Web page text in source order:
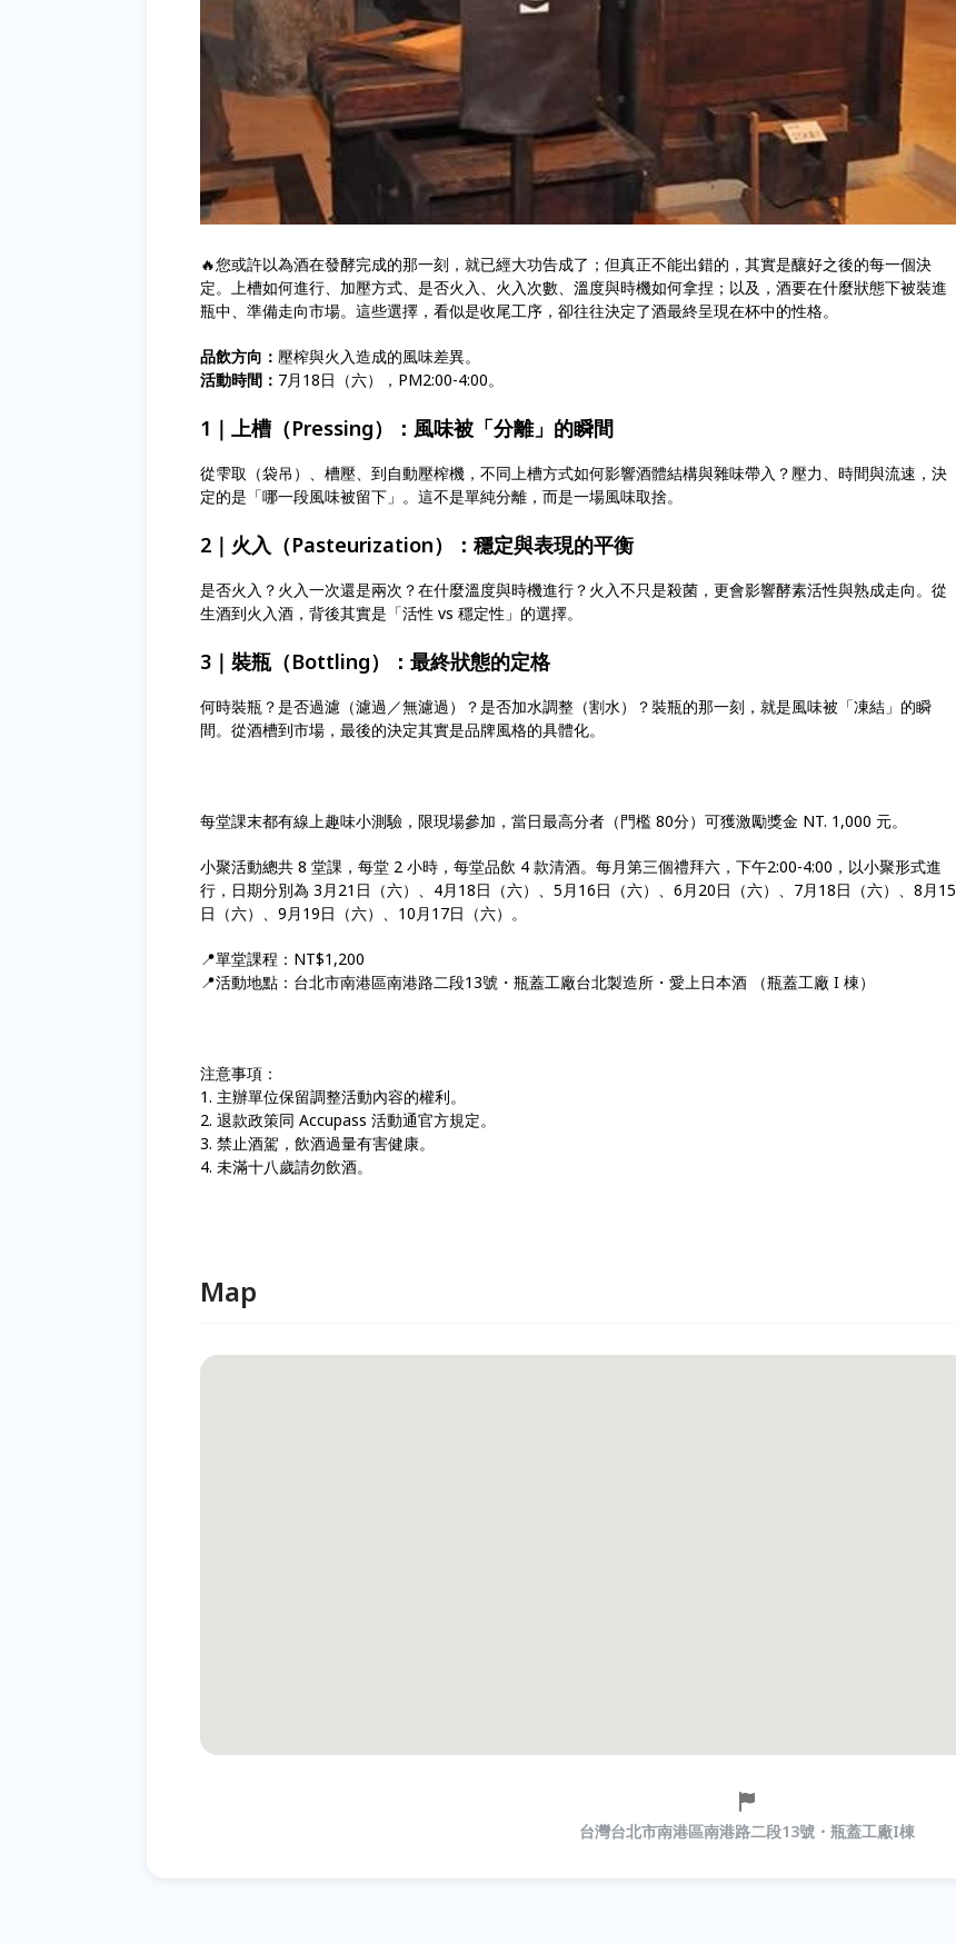
🔥您或許以為酒在發酵完成的那一刻，就已經大功告成了；但真正不能出錯的，其實是釀好之後的每一個決
定。上槽如何進行、加壓方式、是否火入、火入次數、溫度與時機如何拿捏；以及，酒要在什麼狀態下被裝進
瓶中、準備走向市場。這些選擇，看似是收尾工序，卻往往決定了酒最終呈現在杯中的性格。
品飲方向： 壓榨與火入造成的風味差異。
活動時間： 7月18日（六），PM2:00-4:00。
1｜上槽（Pressing）：風味被「分離」的瞬間
從雫取（袋吊）、槽壓、到自動壓榨機，不同上槽方式如何影響酒體結構與雜味帶入？壓力、時間與流速，決
定的是「哪一段風味被留下」。這不是單純分離，而是一場風味取捨。
2｜火入（Pasteurization）：穩定與表現的平衡
是否火入？火入一次還是兩次？在什麼溫度與時機進行？火入不只是殺菌，更會影響酵素活性與熟成走向。從
生酒到火入酒，背後其實是「活性 vs 穩定性」的選擇。
3｜裝瓶（Bottling）：最終狀態的定格
何時裝瓶？是否過濾（濾過／無濾過）？是否加水調整（割水）？裝瓶的那一刻，就是風味被「凍結」的瞬
間。從酒槽到市場，最後的決定其實是品牌風格的具體化。
每堂課末都有線上趣味小測驗，限現場參加，當日最高分者（門檻 80分）可獲激勵獎金 NT. 1,000 元。
小聚活動總共 8 堂課，每堂 2 小時，每堂品飲 4 款清酒。每月第三個禮拜六，下午2:00-4:00，以小聚形式進
行，日期分別為 3月21日（六）、4月18日（六）、5月16日（六）、6月20日（六）、7月18日（六）、8月15
日（六）、9月19日（六）、10月17日（六）。
📍單堂課程：NT$1,200
📍活動地點：台北市南港區南港路二段13號・瓶蓋工廠台北製造所・愛上日本酒 （瓶蓋工廠 I 棟）
注意事項：
1. 主辦單位保留調整活動內容的權利。
2. 退款政策同 Accupass 活動通官方規定。
3. 禁止酒駕，飲酒過量有害健康。
4. 未滿十八歲請勿飲酒。
Map
台灣台北市南港區南港路二段13號・瓶蓋工廠I棟